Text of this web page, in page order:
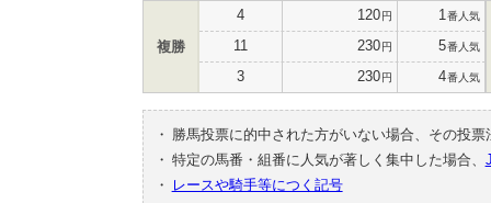
複勝
4 120円 1 番人気
11 230円 5番人気
3 230円 4番人気
・
勝馬投票に的中された方がいない場合、その投
・ 特定の馬番・組番に人気が著しく集中した場合、
・
レースや騎手等につく記号